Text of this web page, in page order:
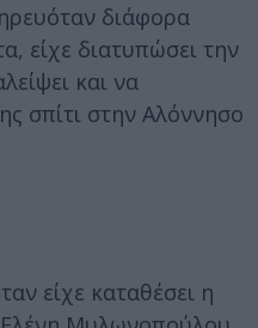
διάφορα
είχε διατυπώσει την
και να
σπίτι στην Αλόννησο
είχε καταθέσει η